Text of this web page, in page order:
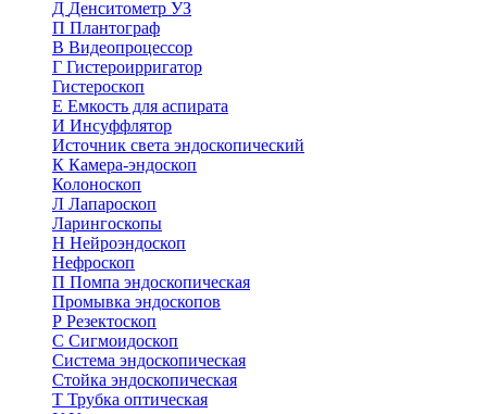
Д Денситометр УЗ
П Плантограф
В Видеопроцессор
Г Гистероирригатор
Гистероскоп
Е Емкость для аспирата
И Инсуффлятор
Источник света эндоскопический
К Камера-эндоскоп
Колоноскоп
Л Лапароскоп
Ларингоскопы
Н Нейроэндоскоп
Нефроскоп
П Помпа эндоскопическая
Промывка эндоскопов
Р Резектоскоп
С Сигмоидоскоп
Система эндоскопическая
Стойка эндоскопическая
Т Трубка оптическая